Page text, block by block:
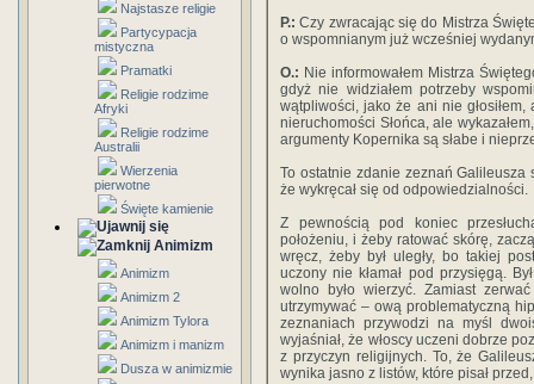
Najstasze religie
Partycypacja
mistyczna
Pramatki
Religie rodzime
Afryki
Religie rodzime
Australii
Wierzenia
pierwotne
Święte kamienie
Animizm
Animizm
Animizm 2
Animizm Tylora
Animizm i manizm
Dusza w animizmie
P.: Czy zwracając się do Mistrza
o wspomnianym już wcześniej
O.: Nie informowałem Mistrza
gdyż nie widziałem potrzeby
wątpliwości, jako że ani nie
nieruchomości Słońca, ale
argumenty Kopernika są słabe i
To ostatnie zdanie zeznań Galileusza
że wykręcał się od odpowiedzialności.
Z pewnością pod koniec
położeniu, i żeby ratować skórę,
wręcz, żeby był uległy, bo takiej
uczony nie kłamał pod przysięgą.
wolno było wierzyć. Zamiast
utrzymywać – ową problematyczną
zeznaniach przywodzi na myśl
wyjaśniał, że włoscy uczeni dobrze
z przyczyn religijnych. To, że
wynika jasno z listów, które pisał